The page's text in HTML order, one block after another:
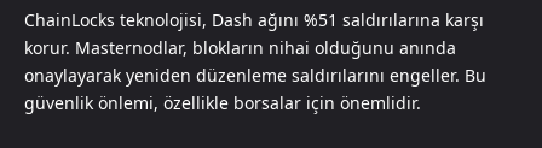
ChainLocks teknolojisi, Dash ağını %51 saldırılarına karşı
korur. Masternodlar, blokların nihai olduğunu anında
onaylayarak yeniden düzenleme saldırılarını engeller. Bu
güvenlik önlemi, özellikle borsalar için önemlidir.